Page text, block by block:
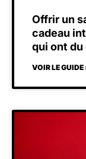
Offrir un
cadeau
qui ont du
VOIR LE GUIDE